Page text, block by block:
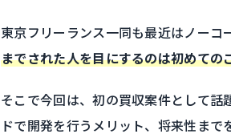
東京フリーランス一同も最近はノーコ
までされた人を目にするのは初めて
そこで今回は、初の買収案件として話
ドで開発を行うメリット、将来性まで